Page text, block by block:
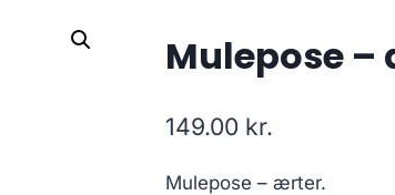
Mulepose
149.00 kr.
Mulepose – ærter.